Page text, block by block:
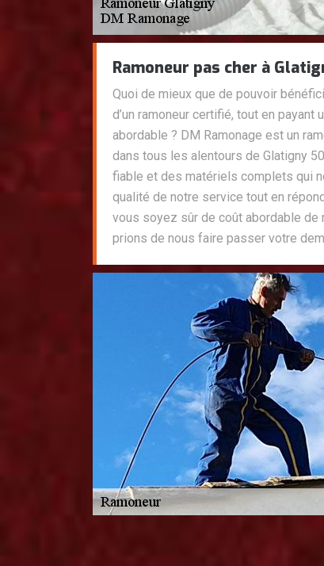
Ramoneur pas cher à
Quoi de mieux que de pouvoir
d’un ramoneur certifié, tout en payant
abordable ? DM Ramonage est un
dans tous les alentours de Glatigny
fiable et des matériels complets qui
qualité de notre service tout en
vous soyez sûr de coût abordable de
prions de nous faire passer votre